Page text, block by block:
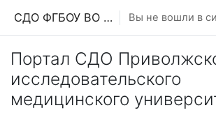
СДО ФГБОУ ВО ПИМУ МЗ РФ Вы не вошли в
Портал СДО
исследовательского
медицинского